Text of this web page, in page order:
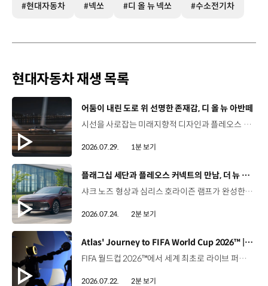
#현대자동차 #넥쏘 #디 올 뉴 넥쏘 #수소전기차
현대자동차 재생 목록
[동영상]
어둠이 내린 도로 위 선명한 존재감, 디 올 뉴 아반떼
시선을 사로잡는 미래지향적 디자인과 플레오스 커넥트로 완성한 디지털 경험까지.세단의 새로운 기준을 제시하는 디 올 뉴 아반떼를 만나보세요. *본 영상은 AI를 활용해 제작했습니다. #현대자동차 #디올뉴아반떼 #아반떼 #플레오스커넥트 #글레오AI 유튜브 쇼츠 보기
2026.07.29. 1분 보기
[동영상]
플래그십 세단과 플레오스 커넥트의 만남, 더 뉴 그랜저
샤크 노즈 형상과 심리스 호라이즌 램프가 완성한 세련된 외관플레오스 커넥트와 Gleo AI가 만드는 스마트한 운전 경험까지. 새롭게 진화한 더 뉴 그랜저를 영상으로 만나보세요. #현대자동차 #더뉴그랜저 #플레오스커넥트 #그랜저 #플래그십세단 #TheNewGrandeur #PleosConnect
2026.07.24. 2분 보기
[동영상]
Atlas' Journey to FIFA World Cup 2026™ | 보스턴 다이나믹스
FIFA 월드컵 2026™에서 세계 최초로 라이브 퍼포먼스를 선보인 아틀라스.그 현장을 완성한 시니어 프로그램 매니저 세스 데이비스(Seth Davis)가 전하는 퍼포먼스의 비하인드 스토리를 만나보세요. 인터뷰 전문 보기 ▶ 자세히 보기 ▶ #현대자동차 #보스턴다이나믹스 #아틀라스 #로보틱스 #BostonDynamics #Atlas #Robotics #NextStartsNow
2026.07.22. 2분 보기